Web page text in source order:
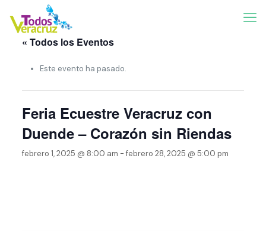
« Todos los Eventos
Este evento ha pasado.
Feria Ecuestre Veracruz con
Duende – Corazón sin Riendas
febrero 1, 2025 @ 8:00 am -febrero 28, 2025 @ 5:00 pm